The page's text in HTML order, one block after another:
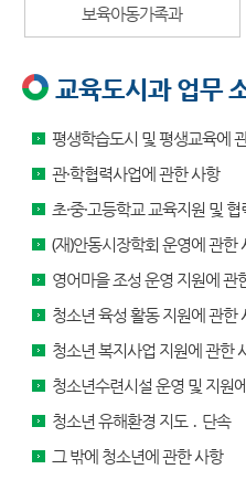
보육아동가족과
교육도시과 업무
평생학습도시 및 평생교육에
관·학협력사업에 관한 사항
초·중·고등학교 교육지원 및
(재)안동시장학회 운영에 관한
영어마을 조성 운영 지원에 관
청소년 육성 활동 지원에 관한
청소년 복지사업 지원에 관한
청소년수련시설 운영 및 지원
청소년 유해환경 지도 ․ 단속
그 밖에 청소년에 관한 사항